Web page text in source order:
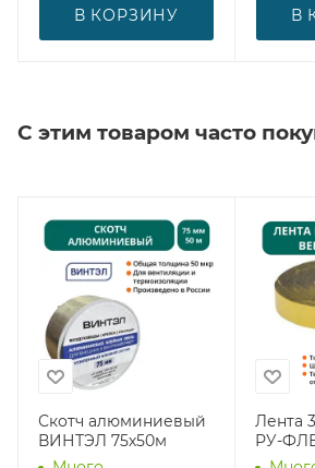
В КОРЗИНУ В
С этим товаром часто
Скотч алюминиевый
ВИНТЭЛ 75х50м
Лента
РУ-